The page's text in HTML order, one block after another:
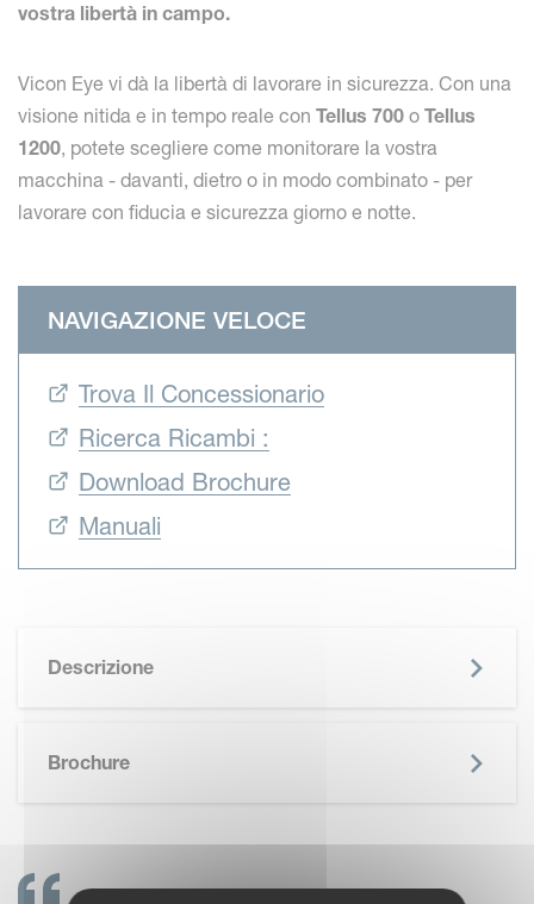
vostra libertà in campo.
Vicon Eye vi dà la libertà di lavorare in sicurezza. Con una
visione nitida e in tempo reale con Tellus 700 o Tellus
1200, potete scegliere come monitorare la vostra
macchina - davanti, dietro o in modo combinato - per
lavorare con fiducia e sicurezza giorno e notte.
NAVIGAZIONE VELOCE
Trova Il Concessionario
Ricerca Ricambi :
Download Brochure
Manuali
Descrizione
Brochure